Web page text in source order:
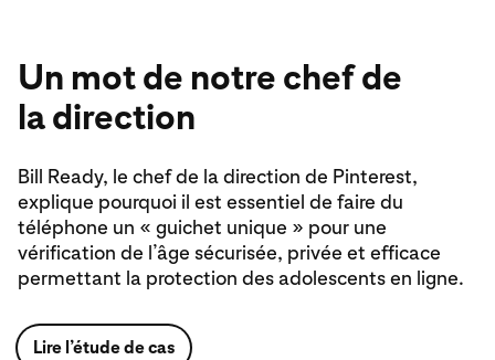
Un mot de notre chef de
la direction
Bill Ready, le chef de la direction de Pinterest,
explique pourquoi il est essentiel de faire du
téléphone un « guichet unique » pour une
vérification de l’âge sécurisée, privée et efficace
permettant la protection des adolescents en ligne.
Lire l’étude de cas